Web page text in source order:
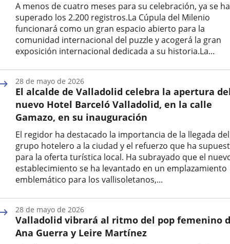
A menos de cuatro meses para su celebración, ya se
superado los 2.200 registros.La Cúpula del Milenio
funcionará como un gran espacio abierto para la
comunidad internacional del puzzle y acogerá la gran
exposición internacional dedicada a su historia.La...
la
noticia
El alcalde de Valladolid celebra la apertura
nuevo Hotel Barceló Valladolid, en la calle
Gamazo, en su inauguración
El regidor ha destacado la importancia de la llegada del
grupo hotelero a la ciudad y el refuerzo que ha
para la oferta turística local. Ha subrayado que el
establecimiento se ha levantado en un emplazamiento
emblemático para los vallisoletanos,...
la
noticia
28 de mayo de 2026
Valladolid vibrará al ritmo del pop femenino
Ana Guerra y Leire Martínez
28 de mayo de 2026